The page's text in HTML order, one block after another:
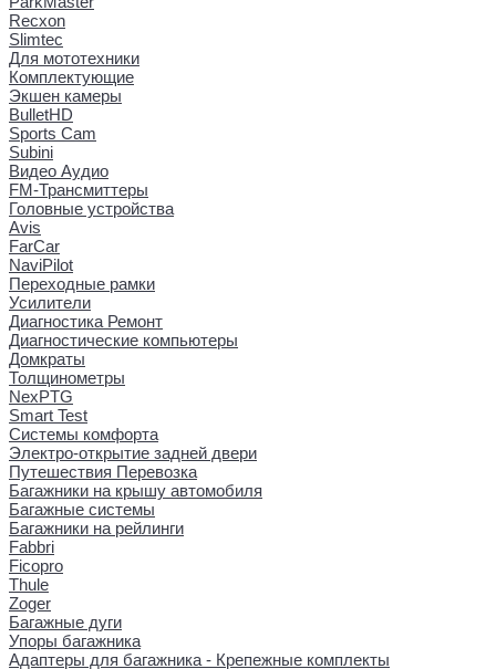
Recxon
Slimtec
Для мототехники
Комплектующие
Экшен камеры
BulletHD
Sports Cam
Subini
Видео Аудио
FM-Трансмиттеры
Головные устройства
Avis
FarCar
NaviPilot
Переходные рамки
Усилители
Диагностика Ремонт
Диагностические компьютеры
Домкраты
Толщинометры
NexPTG
Smart Test
Системы комфорта
Электро-открытие задней двери
Путешествия Перевозка
Багажники на крышу автомобиля
Багажные системы
Багажники на рейлинги
Fabbri
Ficopro
Thule
Zoger
Багажные дуги
Упоры багажника
Адаптеры для багажника - Крепежные комплекты